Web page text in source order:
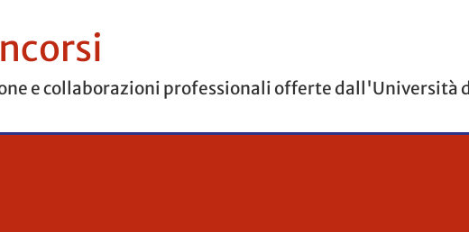
e collaborazioni professionali offerte dall'Università